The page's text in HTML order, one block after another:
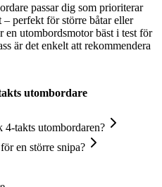
passar dig som prioriterar
perfekt för större båtar eller
en utombordsmotor bäst i test för
är det enkelt att rekommendera
utombordare
takts utombordaren?
en större snipa?